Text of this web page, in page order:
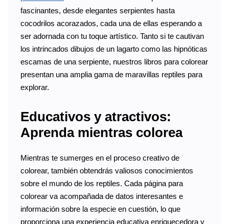
fascinantes, desde elegantes serpientes hasta
cocodrilos acorazados, cada una de ellas esperando a
ser adornada con tu toque artístico. Tanto si te cautivan
los intrincados dibujos de un lagarto como las hipnóticas
escamas de una serpiente, nuestros libros para colorear
presentan una amplia gama de maravillas reptiles para
explorar.
Educativos y atractivos:
Aprenda mientras colorea
Mientras te sumerges en el proceso creativo de
colorear, también obtendrás valiosos conocimientos
sobre el mundo de los reptiles. Cada página para
colorear va acompañada de datos interesantes e
información sobre la especie en cuestión, lo que
proporciona una experiencia educativa enriquecedora y